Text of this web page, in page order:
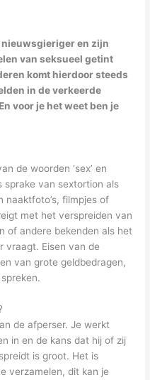
en zijn
van seksueel getint
komt hierdoor steeds
in de verkeerde
voor je het weet ben je
de woorden ‘sex’ en
sprake van sextortion als
naaktfoto’s, filmpjes of
met het verspreiden van
of andere bekenden als het
vraagt. Eisen van de
van grote geldbedragen,
de afperser. Je werkt
in en de kans dat hij of zij
is groot. Het is
verzamelen, dit kan je